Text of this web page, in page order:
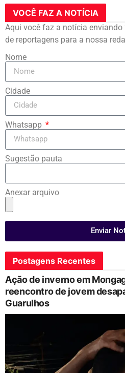
VOCÊ FAZ A NOTÍCIA
Aqui você faz a notícia
de reportagens para a nossa
Nome
Cidade
Whatsapp
Sugestão pauta
Anexar arquivo
Enviar
Postagens Recentes
Ação de inverno em
reencontro de jovem
Guarulhos